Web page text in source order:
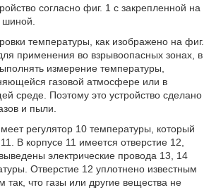
согласно фиг. 1 с закрепленной на
температуры, как изображено на фиг.
применения во взрывоопасных зонах, в
измерение температуры,
газовой атмосфере или в
среде. Поэтому это устройство сделано
и пыли.
регулятор 10 температуры, который
В корпусе 11 имеется отверстие 12,
электрические провода 13, 14
Отверстие 12 уплотнено известным
что газы или другие вещества не